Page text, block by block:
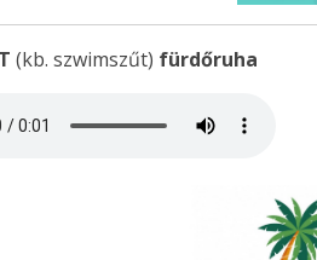
(kb. szwimszűt) fürdőruha